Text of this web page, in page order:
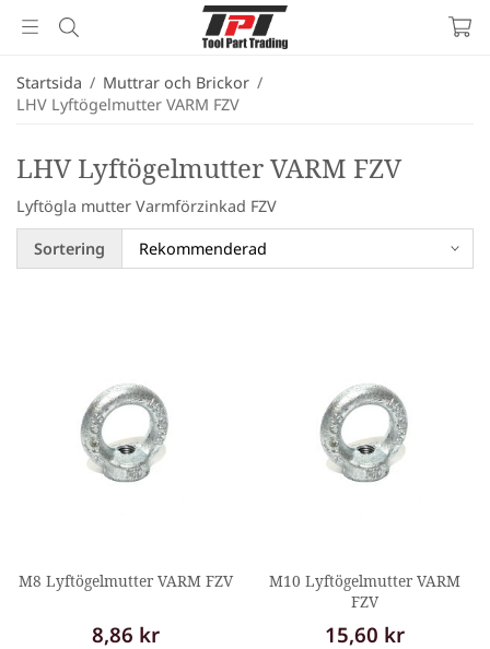
Startsida / Muttrar och Brickor /
LHV Lyftögelmutter VARM FZV
LHV Lyftögelmutter VARM FZV
Lyftögla mutter Varmförzinkad FZV
Sortering
M8 Lyftögelmutter VARM FZV
8,86 kr
M10 Lyftögelmutter VARM
FZV
15,60 kr